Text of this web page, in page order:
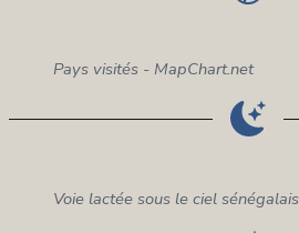
Pays visités - MapChart.net
Voie lactée sous le ciel sénégalais